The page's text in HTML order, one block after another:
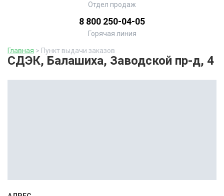
Отдел продаж
8 800 250-04-05
Горячая линия
Главная > Пункт выдачи заказов
СДЭК, Балашиха, Заводской пр-д, 4